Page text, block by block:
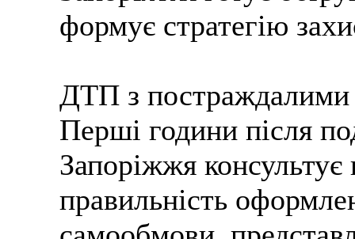
формує стратегію
ДТП з постраждалими
Перші години після
Запоріжжя
правильність